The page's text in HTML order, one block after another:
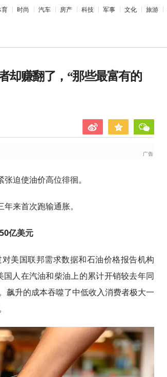
育 时尚 汽车 房产 科技 军事 文化 旅游
却赚翻了，“那些最富有的
迫使油价高位徘徊。
来首次跑输通胀。
亿美元
美国联邦需求数据和石油价格报告机构
人在汽油和柴油上的累计开销较去年同
飙升的成本吞噬了中低收入消费者极大一